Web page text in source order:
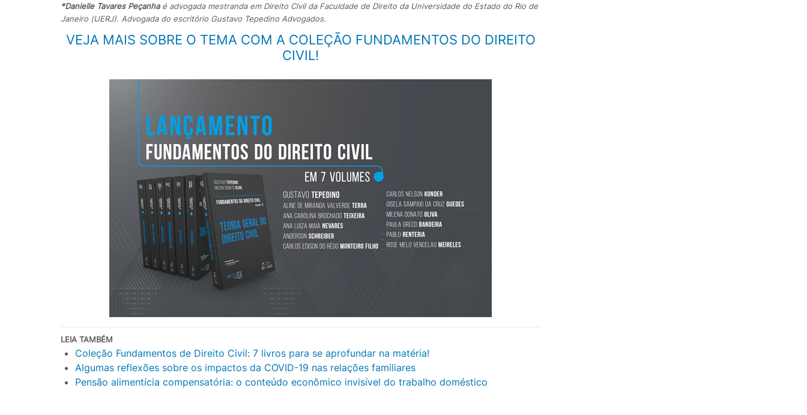
*Danielle Tavares Peçanhaé advogada mestranda em Direito Civil da Faculdade de Direito da Universidade do Estado do Rio de
Janeiro (UERJ). Advogada do escritório Gustavo Tepedino Advogados.
VEJA MAIS SOBRE O TEMA COM A COLEÇÃO FUNDAMENTOS DO DIREITO
CIVIL!
LEIA TAMBÉM
Coleção Fundamentos de Direito Civil: 7 livros para se aprofundar na matéria!
Algumas reflexões sobre os impactos da COVID-19 nas relações familiares
Pensão alimentícia compensatória: o conteúdo econômico invisível do trabalho doméstico